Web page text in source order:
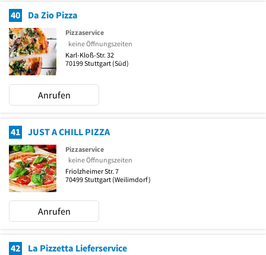
40 Da Zio Pizza
Pizzaservice
keine Öffnungszeiten
Karl-Kloß-Str. 32
70199Stuttgart (Süd)
Anrufen
41 JUST A CHILL PIZZA
Pizzaservice
keine Öffnungszeiten
Friolzheimer Str. 7
70499Stuttgart (Weilimdorf)
Anrufen
42 La Pizzetta Lieferservice